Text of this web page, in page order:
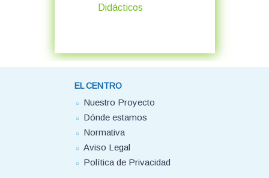
Didácticos
EL CENTRO
Nuestro Proyecto
Dónde estamos
Normativa
Aviso Legal
Política de Privacidad